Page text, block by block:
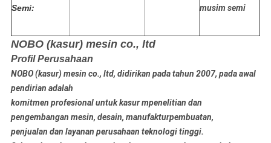
Semi:
musim semi
NOBO (kasur) mesin co., ltd
Profil Perusahaan
NOBO (kasur) mesin co., ltd, didirikan pada tahun 2007, pada awal
pendirian adalah
komitmen profesional untuk kasur mpenelitian dan
pengembangan mesin, desain, manufakturpembuatan,
penjualan dan layanan perusahaan teknologi tinggi.